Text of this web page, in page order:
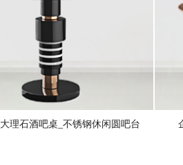
理石酒吧桌_不锈钢休闲圆吧台